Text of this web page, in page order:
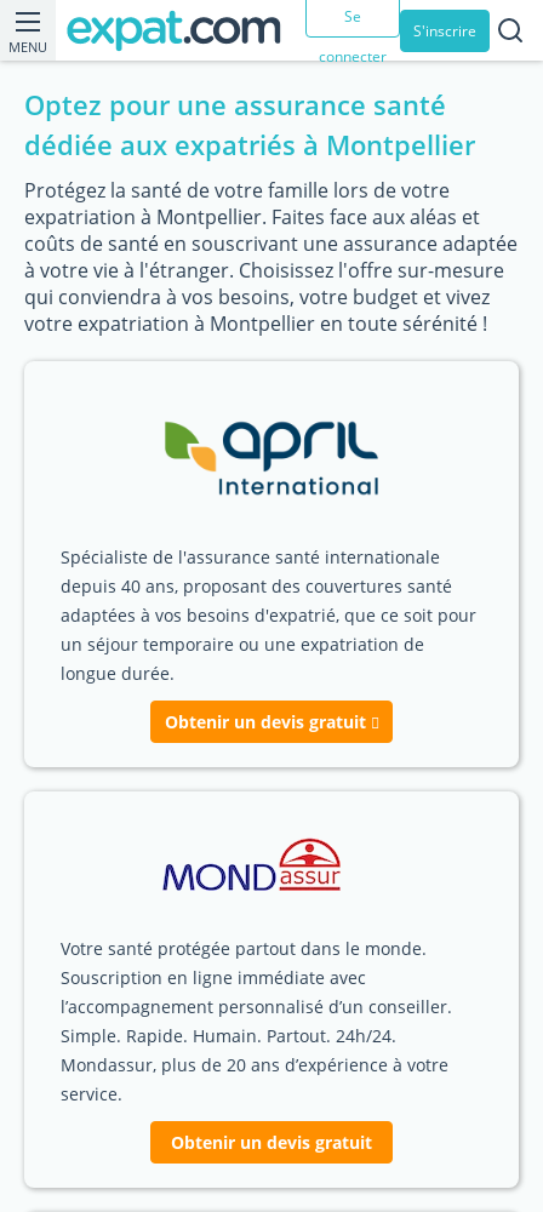
MENU
Se
connecter
S'inscrire
Optez pour une assurance santé
dédiée aux expatriés à Montpellier
Protégez la santé de votre famille lors de votre
expatriation à Montpellier. Faites face aux aléas et
coûts de santé en souscrivant une assurance adaptée
à votre vie à l'étranger. Choisissez l'offre sur-mesure
qui conviendra à vos besoins, votre budget et vivez
votre expatriation à Montpellier en toute sérénité !
Spécialiste de l'assurance santé internationale
depuis 40 ans, proposant des couvertures santé
adaptées à vos besoins d'expatrié, que ce soit pour
un séjour temporaire ou une expatriation de
longue durée.
Obtenir un devis gratuit
Votre santé protégée partout dans le monde.
Souscription en ligne immédiate avec
l’accompagnement personnalisé d’un conseiller.
Simple. Rapide. Humain. Partout. 24h/24.
Mondassur, plus de 20 ans d’expérience à votre
service.
Obtenir un devis gratuit